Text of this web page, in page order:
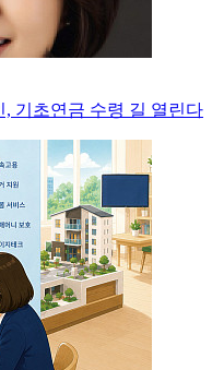
기초연금 수령 길 열린다